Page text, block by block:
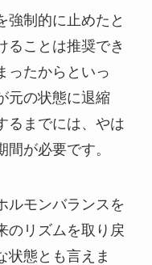
強制的に止めたと
ることは推奨でき
ったからといっ
元の状態に退縮
るまでには、やは
が必要です。
ルモンバランスを
のリズムを取り戻
状態とも言えま